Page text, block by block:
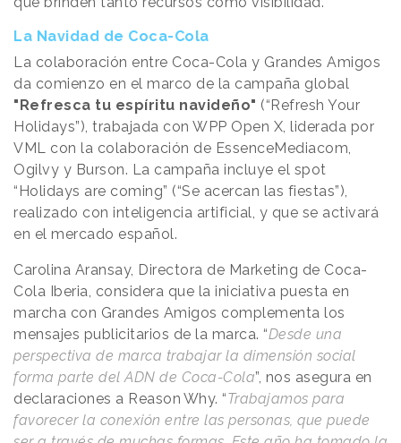
La Navidad de Coca-Cola
La colaboración entre Coca-Cola y Grandes Amigos
da comienzo en el marco de la campaña global
"Refresca tu espíritu navideño" (“Refresh Your
Holidays”), trabajada con WPP Open X, liderada por
VML con la colaboración de EssenceMediacom,
Ogilvy y Burson. La campaña incluye el spot
“Holidays are coming” (“Se acercan las fiestas”),
realizado con inteligencia artificial, y que se activará
en el mercado español.
Carolina Aransay, Directora de Marketing de Coca-
Cola Iberia, considera que la iniciativa puesta en
marcha con Grandes Amigos complementa los
mensajes publicitarios de la marca. “Desde una
perspectiva de marca trabajar la dimensión social
forma parte del ADN de Coca-Cola”, nos asegura en
declaraciones a Reason Why. “Trabajamos para
favorecer la conexión entre las personas, que puede